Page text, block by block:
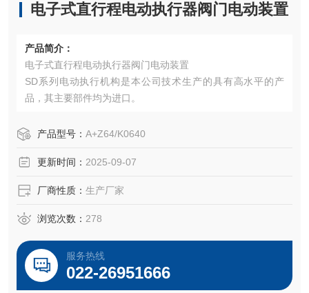
电子式直行程电动执行器阀门电动装置
产品简介：
电子式直行程电动执行器阀门电动装置
SD系列电动执行机构是本公司技术生产的具有高水平的产
品，其主要部件均为进口。
产品型号： A+Z64/K0640
更新时间： 2025-09-07
厂商性质： 生产厂家
浏览次数： 278
服务热线
022-26951666